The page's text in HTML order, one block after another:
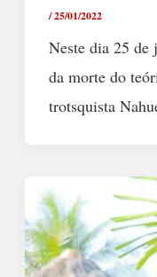
/25/01/2022
Neste dia 25 de
da morte do
trotsquista